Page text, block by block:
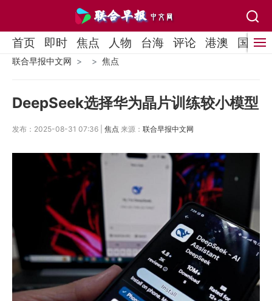
首页 即时 焦点 人物 台海 评论 港澳 国际
联合早报中文网 焦点
DeepSeek选择华为晶片训练较小模型
发布：2025-08-31 07:36 | 焦点 来源： 联合早报中文网